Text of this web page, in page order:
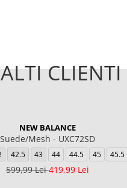
ALTI
NEW BALANCE
Suede/Mesh - UXC72SD
42.5 43 44 44.5 45 45.5
599,99 Lei419,99 Lei